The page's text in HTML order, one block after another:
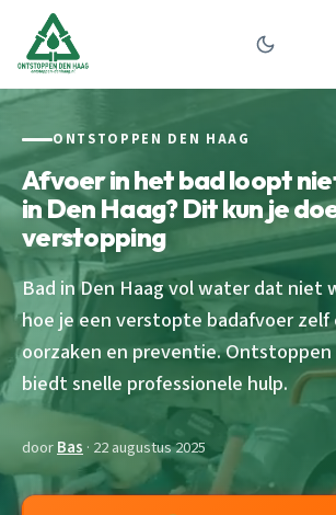
ONTSTOPPEN DEN HAAG
Afvoer in het bad loopt
in Den Haag? Dit kun je
verstopping
Bad in Den Haag vol water dat niet
hoe je een verstopte badafvoer
oorzaken en preventie. Ontstoppen
biedt snelle professionele hulp.
doorBas · 22 augustus 2025